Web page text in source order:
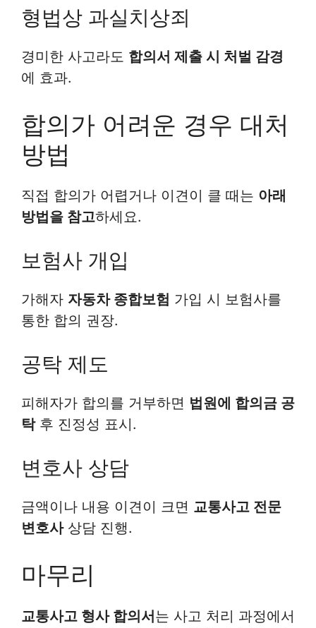
형법상 과실치상죄
경미한 사고라도 합의서 제출 시 처벌 감경
에 효과.
합의가 어려운 경우 대처
방법
직접 합의가 어렵거나 이견이 클 때는 아래
방법을 참고하세요.
보험사 개입
가해자 자동차 종합보험 가입 시 보험사를
통한 합의 권장.
공탁 제도
피해자가 합의를 거부하면 법원에 합의금 공
탁후 진정성 표시.
변호사 상담
금액이나 내용 이견이 크면 교통사고 전문
변호사상담 진행.
마무리
교통사고 형사 합의서는 사고 처리 과정에서